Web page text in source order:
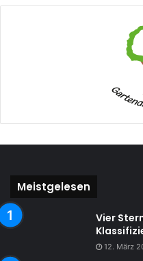
Meistgelesen
Vier
12. März